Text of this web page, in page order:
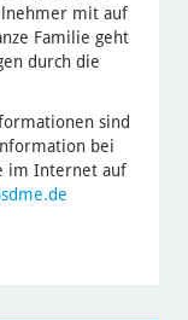
mit auf
Familie geht
durch die
sind
bei
im Internet auf